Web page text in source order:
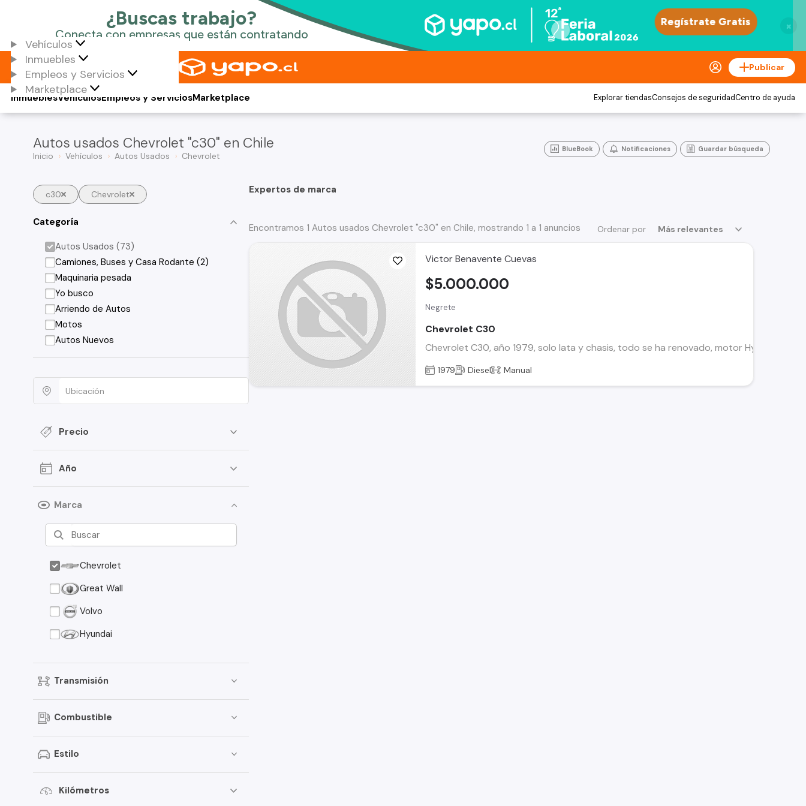
×
Vehículos
Inmuebles
Empleos y Servicios
Marketplace
Publicar
Vehículos
Inmuebles Empleos y ServiciosMarketplace Explorar tiendasConsejos de seguridadCentro de ayuda
Autos usados Chevrolet "c30" en Chile
Inicio Vehículos Autos Usados Chevrolet
BlueBook Notificaciones Guardar búsqueda
c30 Chevrolet
Categoría
Autos Usados (73)
Camiones, Buses y Casa Rodante (2)
Maquinaria pesada
Yo busco
Arriendo de Autos
Motos
Autos Nuevos
Precio
Año
Marca
Chevrolet
Great Wall
Volvo
Hyundai
Transmisión
Combustible
Estilo
Kilómetros
Expertos de marca
Ordenar por Más relevantes
Encontramos 1 Autos usados Chevrolet "c30" en Chile, mostrando 1 a 1 anuncios
Victor Benavente Cuevas
Negrete
Chevrolet C30
Chevrolet C30, año 1979, solo lata y chasis, todo se ha renovado, motor Hyundai,
$5.000.000
1979 Diesel Manual